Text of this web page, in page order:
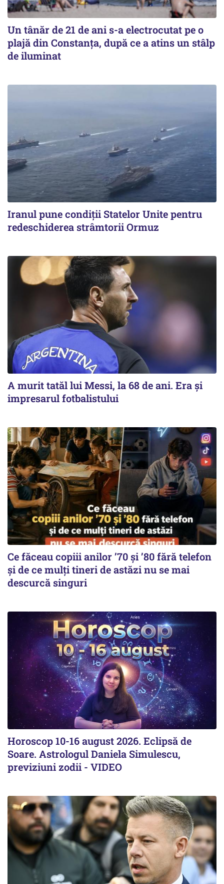
Un tânăr de 21 de ani s-a electrocutat pe o
plajă din Constanța, după ce a atins un stâlp
de iluminat
Iranul pune condiții Statelor Unite pentru
redeschiderea strâmtorii Ormuz
A murit tatăl lui Messi, la 68 de ani. Era și
impresarul fotbalistului
Ce făceau copiii anilor ’70 și ’80 fără telefon
și de ce mulți tineri de astăzi nu se mai
descurcă singuri
Horoscop 10-16 august 2026. Eclipsă de
Soare. Astrologul Daniela Simulescu,
previziuni zodii - VIDEO